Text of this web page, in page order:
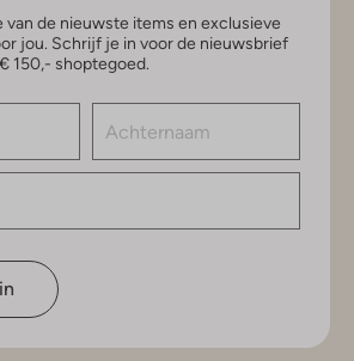
van de nieuwste items en exclusieve
jou. Schrijf je in voor de nieuwsbrief
150,- shoptegoed.